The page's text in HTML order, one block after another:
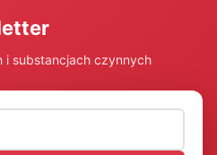
i substancjach czynnych